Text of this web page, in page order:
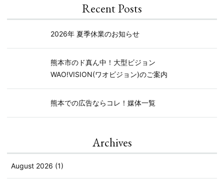
Recent Posts
2026年 夏季休業のお知らせ
熊本市のド真ん中！大型ビジョン
WAO!VISION(ワオビジョン)のご案内
熊本での広告ならコレ！媒体一覧
Archives
August 2026 (1)